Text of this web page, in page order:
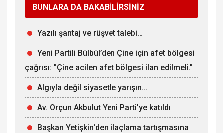
BUNLARA DA BAKABİLİRSİNİZ
Yazılı şantaj ve rüşvet talebi…
Yeni Partili Bülbül’den Çine için afet bölgesi
çağrısı: "Çine acilen afet bölgesi ilan edilmeli."
Algıyla değil siyasetle yarışın...
Av. Orçun Akbulut Yeni Parti'ye katıldı
Başkan Yetişkin'den ilaçlama tartışmasına